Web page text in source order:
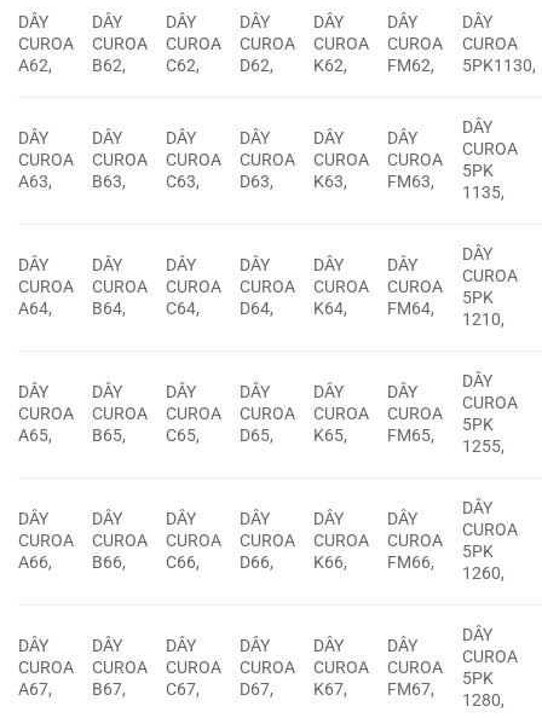
DÂY
CUROA
A62,
DÂY
CUROA
B62,
DÂY
CUROA
C62,
DÂY
CUROA
D62,
DÂY
CUROA
K62,
DÂY
CUROA
FM62,
DÂY
CUROA
5PK1130,
DÂY
CUROA
A63,
DÂY
CUROA
B63,
DÂY
CUROA
C63,
DÂY
CUROA
D63,
DÂY
CUROA
K63,
DÂY
CUROA
FM63,
DÂY
CUROA
5PK
1135,
DÂY
CUROA
A64,
DÂY
CUROA
B64,
DÂY
CUROA
C64,
DÂY
CUROA
D64,
DÂY
CUROA
K64,
DÂY
CUROA
FM64,
DÂY
CUROA
5PK
1210,
DÂY
CUROA
A65,
DÂY
CUROA
B65,
DÂY
CUROA
C65,
DÂY
CUROA
D65,
DÂY
CUROA
K65,
DÂY
CUROA
FM65,
DÂY
CUROA
5PK
1255,
DÂY
CUROA
A66,
DÂY
CUROA
B66,
DÂY
CUROA
C66,
DÂY
CUROA
D66,
DÂY
CUROA
K66,
DÂY
CUROA
FM66,
DÂY
CUROA
5PK
1260,
DÂY
CUROA
A67,
DÂY
CUROA
B67,
DÂY
CUROA
C67,
DÂY
CUROA
D67,
DÂY
CUROA
K67,
DÂY
CUROA
FM67,
DÂY
CUROA
5PK
1280,